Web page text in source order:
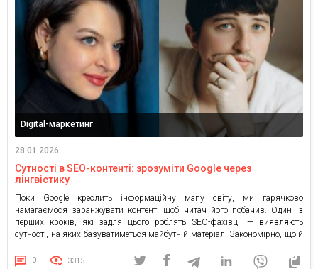
Digital-маркетинг
28.01.2026
Сутності в SEO-контенті: зрозуміти Google через
лінгвістику
Поки Google креслить інформаційну мапу світу, ми гарячково
намагаємося заранжувати контент, щоб читач його побачив. Один із
перших кроків, які задля цього роблять SEO-фахівці, — виявляють
сутності, на яких базуватиметься майбутній матеріал. Закономірно, що й
контент-спеціалістам, які тягнуть вебконтент в один гуж із SEO, природу
сутностей розуміти конче потрібно. І ось яка штука: здебільшого те,
0 3315